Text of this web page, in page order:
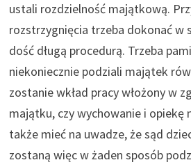
ustali rozdzielność majątkową.
rozstrzygnięcia trzeba dokonać w
dość długą procedurą. Trzeba
niekoniecznie podziali majątek
zostanie wkład pracy włożony w
majątku, czy wychowanie i opiekę
także mieć na uwadze, że sąd
zostaną więc w żaden sposób